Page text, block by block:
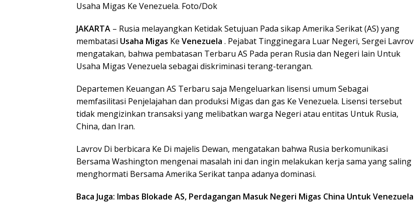
Usaha Migas Ke Venezuela. Foto/Dok
JAKARTA – Rusia melayangkan Ketidak Setujuan Pada sikap Amerika Serikat (AS) yang
membatasi Usaha Migas Ke Venezuela . Pejabat Tingginegara Luar Negeri, Sergei Lavrov
mengatakan, bahwa pembatasan Terbaru AS Pada peran Rusia dan Negeri lain Untuk
Usaha Migas Venezuela sebagai diskriminasi terang-terangan.
Departemen Keuangan AS Terbaru saja Mengeluarkan lisensi umum Sebagai
memfasilitasi Penjelajahan dan produksi Migas dan gas Ke Venezuela. Lisensi tersebut
tidak mengizinkan transaksi yang melibatkan warga Negeri atau entitas Untuk Rusia,
China, dan Iran.
Lavrov Di berbicara Ke Di majelis Dewan, mengatakan bahwa Rusia berkomunikasi
Bersama Washington mengenai masalah ini dan ingin melakukan kerja sama yang saling
menghormati Bersama Amerika Serikat tanpa adanya dominasi.
Baca Juga: Imbas Blokade AS, Perdagangan Masuk Negeri Migas China Untuk Venezuela